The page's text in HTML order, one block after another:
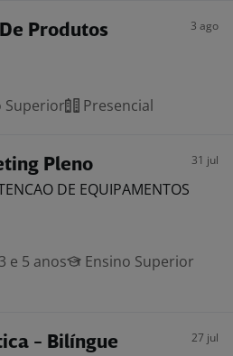
Produtos 3 ago
Superior Presencial
Pleno 31 jul
DE EQUIPAMENTOS
e 5 anos
Ensino Superior
- Bilíngue 27 jul